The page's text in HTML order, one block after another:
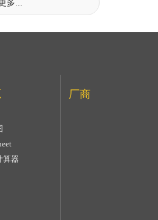
多...
算器
厂商